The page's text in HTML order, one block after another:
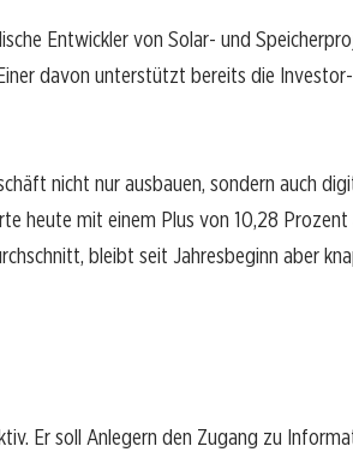
Entwickler von Solar- und
davon unterstützt bereits die Investor-
nicht nur ausbauen, sondern auch
heute mit einem Plus von 10,28
bleibt seit Jahresbeginn aber
Er soll Anlegern den Zugang zu